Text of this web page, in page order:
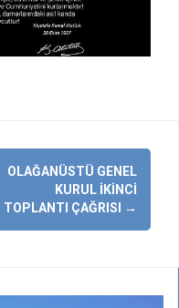
OLAĞANÜSTÜ GENEL
KURUL İKINCI
TOPLANTI ÇAĞRISI
→